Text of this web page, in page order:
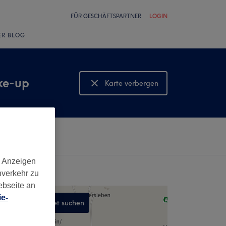
FÜR GESCHÄFTSPARTNER LOGIN
BLOG
up
Karte verbergen
Karte anzeigen
In diesem Gebiet suchen
zu
an